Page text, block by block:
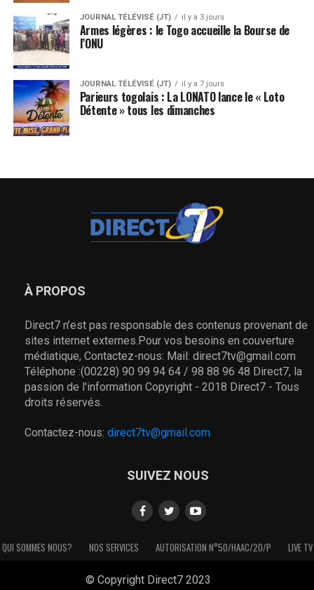
JOURNAL TÉLÉVISÉ (JT) il y a 3 jours
Armes légères : le Togo accueille la Bourse de
l’ONU
JOURNAL TÉLÉVISÉ (JT) il y a 7 jours
Parieurs togolais : La LONATO lance le « Loto
Détente » tous les dimanches
À PROPOS
Direct7 n’est pas responsable des contenus provenant de
sites internet externes.Pour vos besoins en couverture
médiatique, Contactez-nous: Mail: direct7tv@gmail.com
Téléphone :(00228) 90 99 94 64 / 98 88 96 48 Direct7, la
passion de l'information Copyright - 2018 Direct7 - Tous
droits réservés.
Contactez-nous: direct7tv@gmail.com
SUIVEZ NOUS
QUI SOMMES NOUS? NOS SERVICES AUTORISATION N°50/HAAC/20/P LIVE TV
© Copyright Direct7 2023